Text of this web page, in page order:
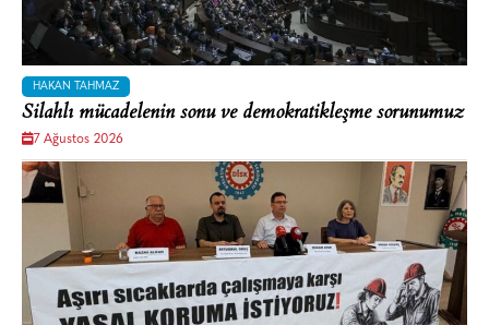
HAKAN TAHMAZ
Silahlı mücadelenin sonu ve demokratikleşme sorunumuz
7 Ağustos 2026